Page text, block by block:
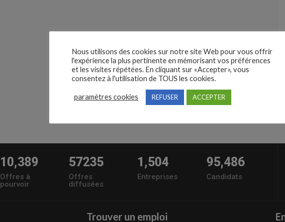
10,389
Offres à
pourvoir
57235
Offres
diffusées
1,504
Entreprises
95,486
Candidats
Trouver un emploi
Nous utilisons des cookies sur notre site Web pour vous offrir
l'expérience la plus pertinente en mémorisant vos préférences
et les visites répétées. En cliquant sur «Accepter», vous
consentez à l'utilisation de TOUS les cookies.
paramètres cookies REFUSER ACCEPTER